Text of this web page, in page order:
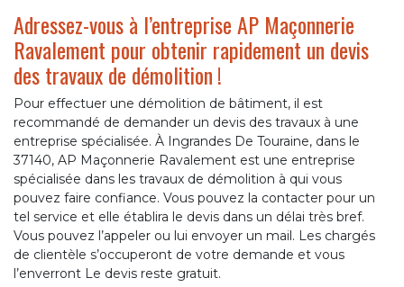
Adressez-vous à l’entreprise AP Maçonnerie
Ravalement pour obtenir rapidement un devis
des travaux de démolition !
Pour effectuer une démolition de bâtiment, il est
recommandé de demander un devis des travaux à une
entreprise spécialisée. À Ingrandes De Touraine, dans le
37140, AP Maçonnerie Ravalement est une entreprise
spécialisée dans les travaux de démolition à qui vous
pouvez faire confiance. Vous pouvez la contacter pour un
tel service et elle établira le devis dans un délai très bref.
Vous pouvez l’appeler ou lui envoyer un mail. Les chargés
de clientèle s’occuperont de votre demande et vous
l’enverront Le devis reste gratuit.